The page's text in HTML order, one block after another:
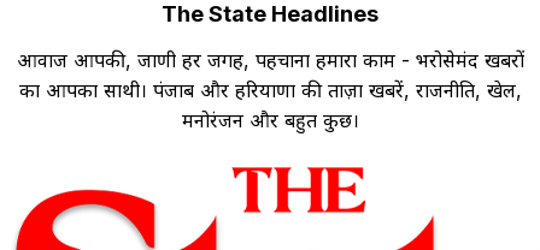
The State Headlines
आवाज आपकी, जाणी हर जगह, पहचाना हमारा काम - भरोसेमंद खबरों
का आपका साथी। पंजाब और हरियाणा की ताज़ा खबरें, राजनीति, खेल,
मनोरंजन और बहुत कुछ।